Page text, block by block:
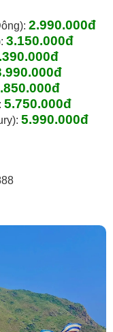
2.990.000đ
3.150.000đ
.000đ
5.750.000đ
5.990.000đ